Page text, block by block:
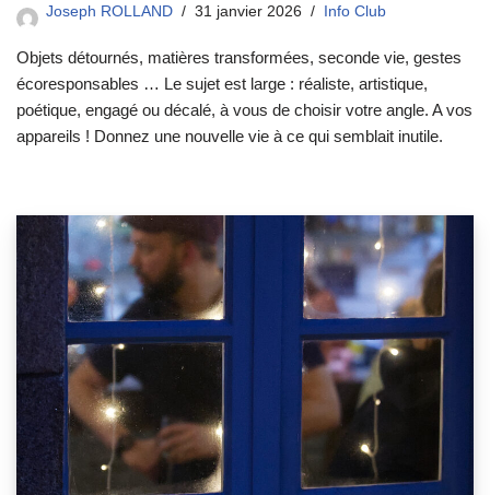
Joseph ROLLAND 31 janvier 2026 Info Club
Objets détournés, matières transformées, seconde vie, gestes
écoresponsables … Le sujet est large : réaliste, artistique,
poétique, engagé ou décalé, à vous de choisir votre angle. A vos
appareils ! Donnez une nouvelle vie à ce qui semblait inutile.